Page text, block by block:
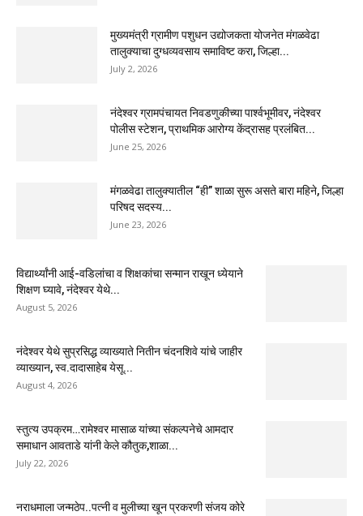
मुख्यमंत्री ग्रामीण पशुधन उद्योजकता योजनेत मंगळवेढा
तालुक्याचा दुग्धव्यवसाय समाविष्ट करा, जिल्हा...
July 2, 2026
नंदेश्वर ग्रामपंचायत निवडणुकीच्या पार्श्वभूमीवर, नंदेश्वर
पोलीस स्टेशन, प्राथमिक आरोग्य केंद्रासह प्रलंबित...
June 25, 2026
मंगळवेढा तालुक्यातील “ही” शाळा सुरू असते बारा महिने, जिल्हा
परिषद सदस्य...
June 23, 2026
विद्यार्थ्यांनी आई-वडिलांचा व शिक्षकांचा सन्मान राखून ध्येयाने
शिक्षण घ्यावे, नंदेश्वर येथे...
August 5, 2026
नंदेश्वर येथे सुप्रसिद्ध व्याख्याते नितीन चंदनशिवे यांचे जाहीर
व्याख्यान, स्व.दादासाहेब येसू...
August 4, 2026
स्तुत्य उपक्रम…रामेश्वर मासाळ यांच्या संकल्पनेचे आमदार
समाधान आवताडे यांनी केले कौतुक,शाळा...
July 22, 2026
नराधमाला जन्मठेप..पत्नी व मुलीच्या खून प्रकरणी संजय कोरे